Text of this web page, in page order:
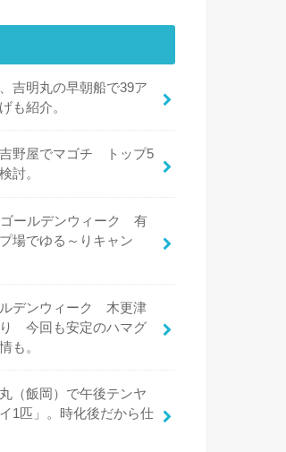
吉明丸の早朝船で39ア
も紹介。
吉野屋でマゴチ トップ5
討。
ゴールデンウィーク 有
場でゆる～りキャン
ルデンウィーク 木更津
今回も安定のハマグ
も。
（飯岡）で午後テンヤ
1匹」。時化後だから仕